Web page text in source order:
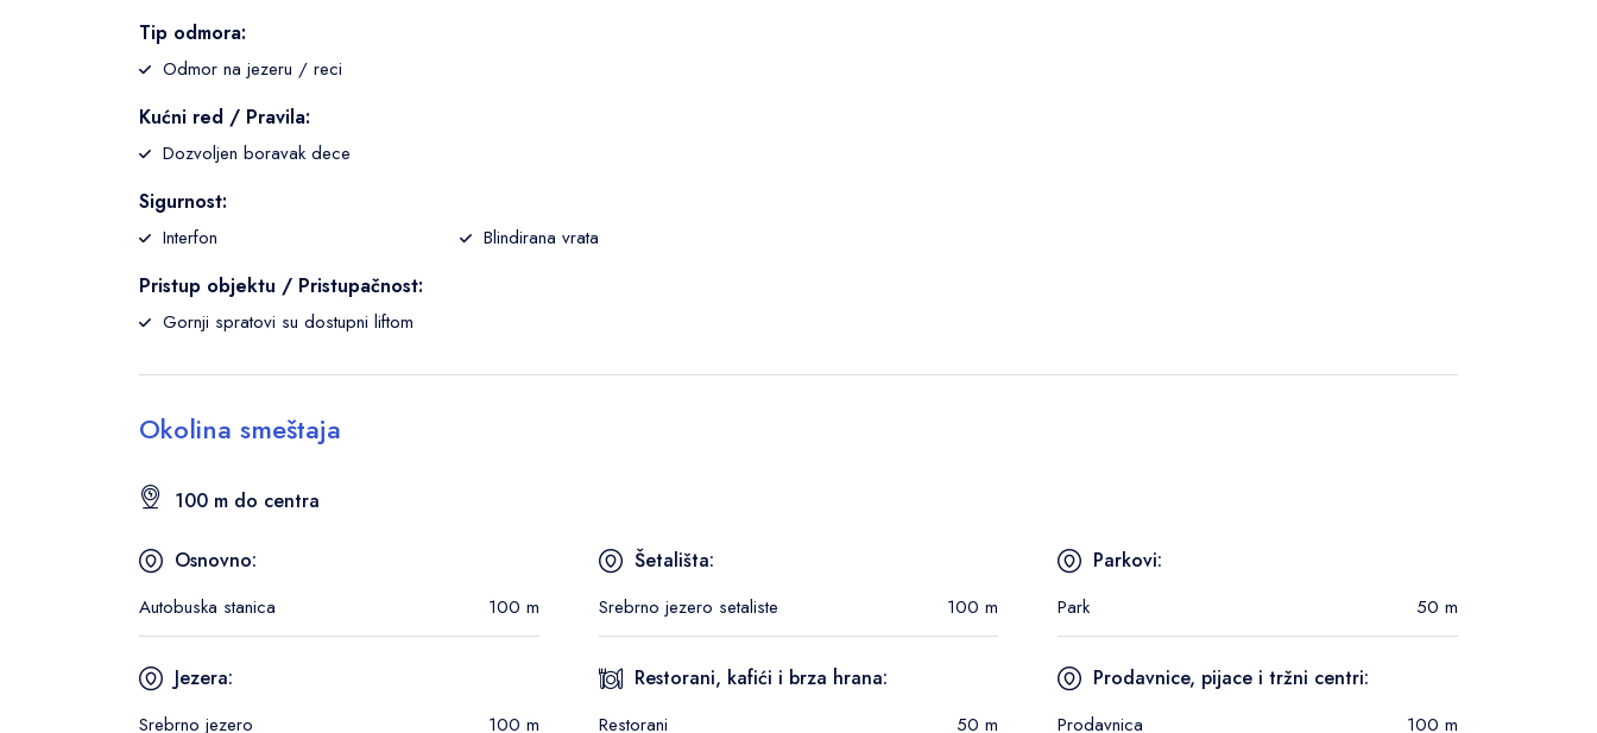
Tip odmora:
Odmor na jezeru / reci
Kućni red / Pravila:
Dozvoljen boravak dece
Sigurnost:
Interfon Blindirana vrata
Pristup objektu / Pristupačnost:
Gornji spratovi su dostupni liftom
Okolina smeštaja
100 m do centra
Osnovno:
Autobuska stanica 100 m
Šetališta:
Srebrno jezero setaliste 100 m
Parkovi:
Park 50 m
Jezera:
Srebrno jezero 100 m
Restorani, kafići i brza hrana:
Restorani 50 m
Prodavnice, pijace i tržni centri:
Prodavnica 100 m